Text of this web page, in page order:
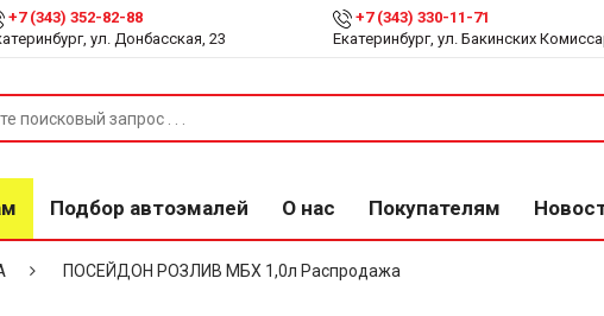
+7 (343) 352-82-88
ул. Донбасская, 23
+7 (343) 330-11-71
Екатеринбург, ул. Бакинских
Подбор автоэмалей О нас Покупателям
ПОСЕЙДОН РОЗЛИВ МБХ 1,0л Распродажа